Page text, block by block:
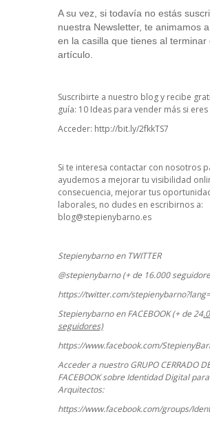
A su vez, si todavía no estás
nuestra Newsletter, te animamos
en la casilla que tienes al terminar
artículo.
Suscribirte a nuestro blog y recibe
guía: 10 Ideas para vender más si
Acceder: http://bit.ly/2fkkTS7
Si te interesa contactar con nosotros
ayudemos a mejorar tu visibilidad
consecuencia, mejorar tus
laborales, no dudes en escribirnos a:
blog@stepienybarno.es
Stepienybarno en TWITTER
@stepienybarno (+ de 16.000
https://twitter.com/
Stepienybarno en FACEBOOK (+ de 24
seguidores)
https://www.facebook.com/
Acceder a nuestro GRUPO CERRADO
FACEBOOK sobre Identidad Digital para
Arquitectos:
https://www.facebook.com/groups/